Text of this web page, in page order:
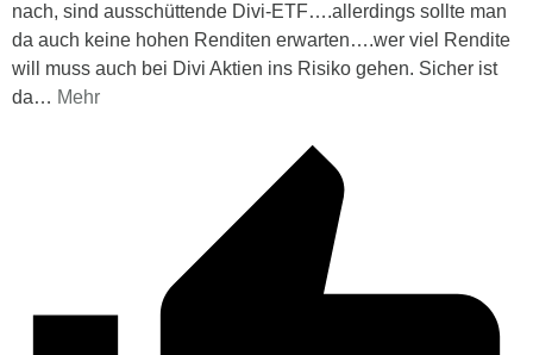
nach, sind ausschüttende Divi-ETF….allerdings sollte man
da auch keine hohen Renditen erwarten….wer viel Rendite
will muss auch bei Divi Aktien ins Risiko gehen. Sicher ist
da… Mehr